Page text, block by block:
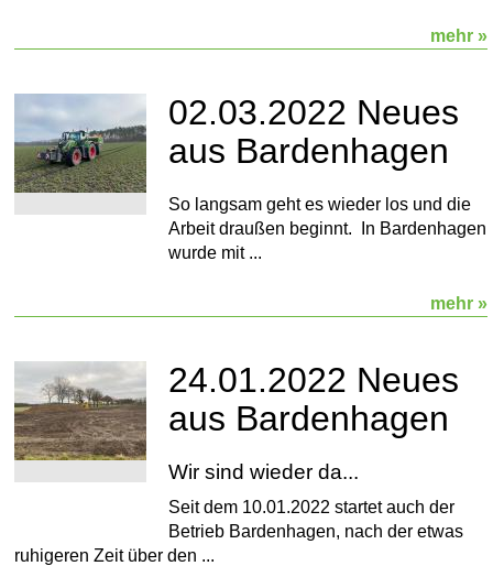
mehr »
02.03.2022 Neues
aus Bardenhagen
So langsam geht es wieder los und die
Arbeit draußen beginnt. In Bardenhagen
wurde mit ...
mehr »
24.01.2022 Neues
aus Bardenhagen
Wir sind wieder da...
Seit dem 10.01.2022 startet auch der
Betrieb Bardenhagen, nach der etwas
ruhigeren Zeit über den ...